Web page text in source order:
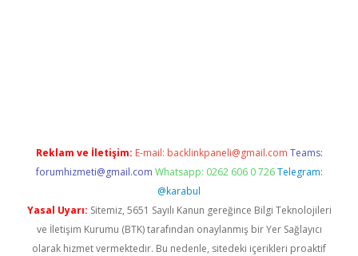
Reklam ve İletişim: E-mail: backlinkpaneli@gmail.com Teams:
forumhizmeti@gmail.com Whatsapp: 0262 606 0 726 Telegram:
@karabul
Yasal Uyarı: Sitemiz, 5651 Sayılı Kanun gereğince Bilgi Teknolojileri
ve İletişim Kurumu (BTK) tarafından onaylanmış bir Yer Sağlayıcı
olarak hizmet vermektedir. Bu nedenle, sitedeki içerikleri proaktif